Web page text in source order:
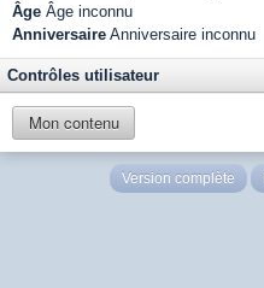
Âge Âge inconnu
Anniversaire Anniversaire inconnu
Contrôles utilisateur
Mon contenu
Version complète